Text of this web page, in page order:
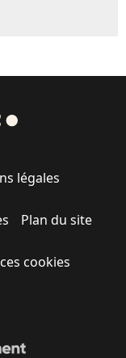
légales
Plan du site
cookies